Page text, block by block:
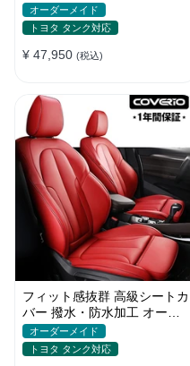
ド 6色 スポーツ感 全席セッ
ト
オーダーメイド
トヨタ タンク対応
¥ 47,950 (税込)
フィット感抜群 高級シートカ
バー 撥水・防水加工 オーダ
ーメイド 6色レザー 全席セッ
ト
オーダーメイド
トヨタ タンク対応